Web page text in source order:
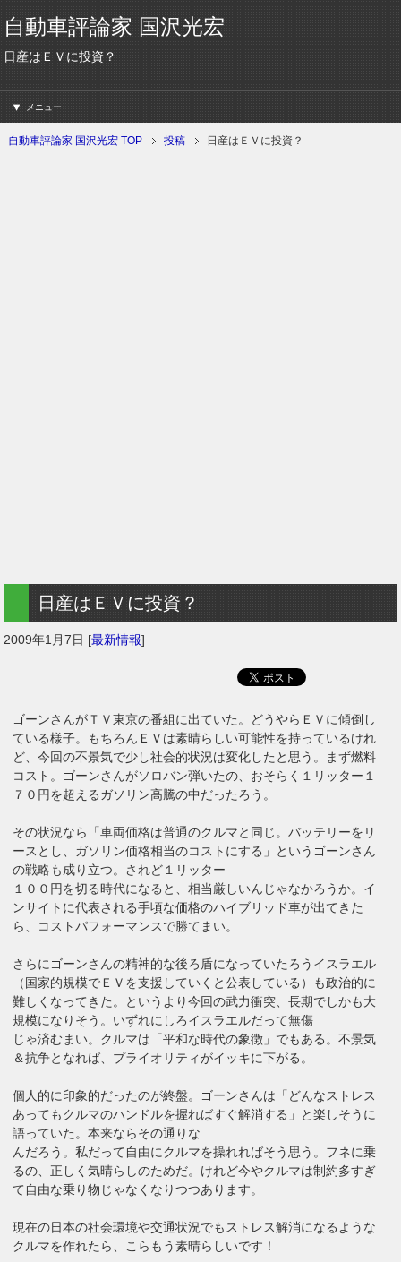
自動車評論家 国沢光宏
日産はＥＶに投資？
メニュー
自動車評論家 国沢光宏 TOP 投稿 日産はＥＶに投資？
日産はＥＶに投資？
2009年1月7日 [最新情報]
ゴーンさんがＴＶ東京の番組に出ていた。どうやらＥＶに傾倒し
ている様子。もちろんＥＶは素晴らしい可能性を持っているけれ
ど、今回の不景気で少し社会的状況は変化したと思う。まず燃料
コスト。ゴーンさんがソロバン弾いたの、おそらく１リッター１
７０円を超えるガソリン高騰の中だったろう。
その状況なら「車両価格は普通のクルマと同じ。バッテリーをリ
ースとし、ガソリン価格相当のコストにする」というゴーンさん
の戦略も成り立つ。されど１リッター
１００円を切る時代になると、相当厳しいんじゃなかろうか。イ
ンサイトに代表される手頃な価格のハイブリッド車が出てきた
ら、コストパフォーマンスで勝てまい。
さらにゴーンさんの精神的な後ろ盾になっていたろうイスラエル
（国家的規模でＥＶを支援していくと公表している）も政治的に
難しくなってきた。というより今回の武力衝突、長期でしかも大
規模になりそう。いずれにしろイスラエルだって無傷
じゃ済むまい。クルマは「平和な時代の象徴」でもある。不景気
＆抗争となれば、プライオリティがイッキに下がる。
個人的に印象的だったのが終盤。ゴーンさんは「どんなストレス
あってもクルマのハンドルを握ればすぐ解消する」と楽しそうに
語っていた。本来ならその通りな
んだろう。私だって自由にクルマを操れればそう思う。フネに乗
るの、正しく気晴らしのためだ。けれど今やクルマは制約多すぎ
て自由な乗り物じゃなくなりつつあります。
現在の日本の社会環境や交通状況でもストレス解消になるような
クルマを作れたら、こらもう素晴らしいです！